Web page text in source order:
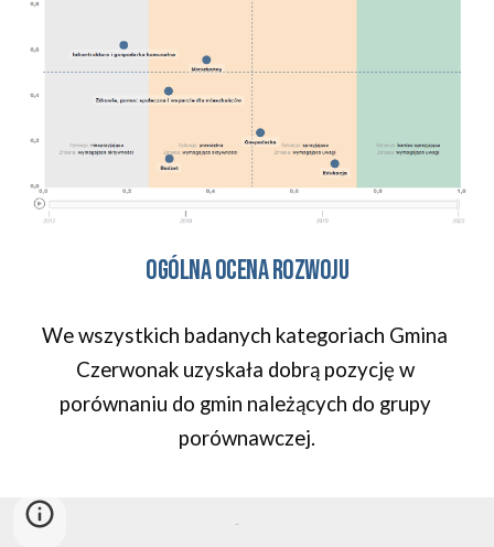
Ogólna ocena rozwoju
We wszystkich badanych kategoriach Gmina
Czerwonak uzyskała dobrą pozycję w
porównaniu do gmin należących do grupy
porównawczej.